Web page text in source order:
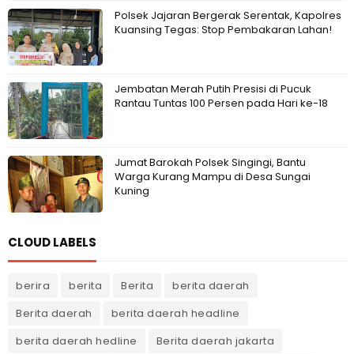
Polsek Jajaran Bergerak Serentak, Kapolres
Kuansing Tegas: Stop Pembakaran Lahan!
Jembatan Merah Putih Presisi di Pucuk
Rantau Tuntas 100 Persen pada Hari ke-18
Jumat Barokah Polsek Singingi, Bantu
Warga Kurang Mampu di Desa Sungai
Kuning
CLOUD LABELS
berira berita Berita
berita daerah
Berita daerah
berita daerah headline
berita daerah hedline
Berita daerah jakarta